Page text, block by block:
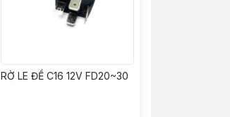
RỜ LE ĐỀ C16 12V FD20~30